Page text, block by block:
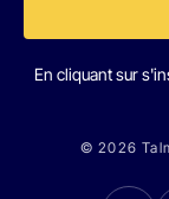
En cliquant sur
© 2026